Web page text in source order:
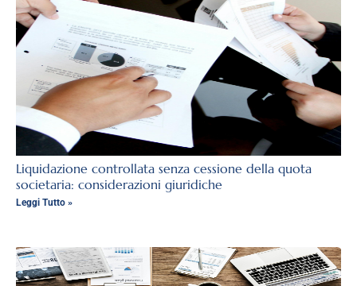
Liquidazione controllata senza cessione della quota
societaria: considerazioni giuridiche
Leggi Tutto »